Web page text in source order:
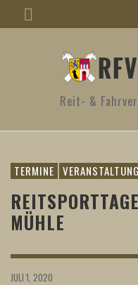
Reit- &
TERMINE
MÜHLE
JULI 1, 2020